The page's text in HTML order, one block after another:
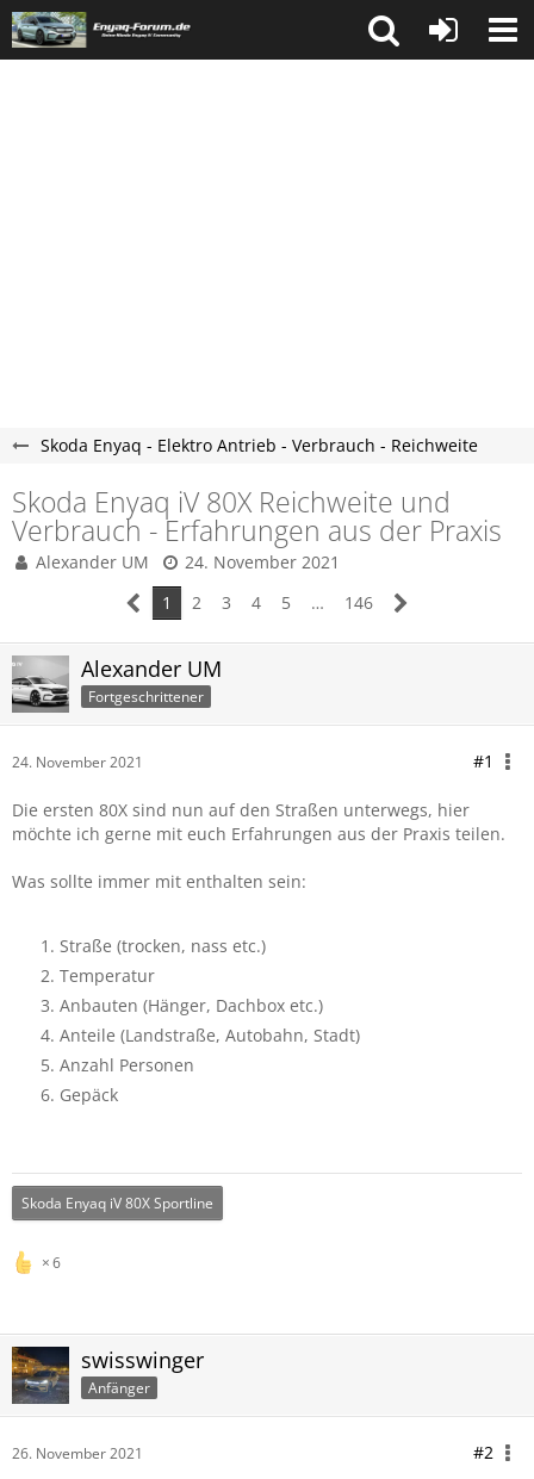
Skoda Enyaq - Elektro Antrieb - Verbrauch - Reichweite
Skoda Enyaq iV 80X Reichweite und
Verbrauch - Erfahrungen aus der Praxis
Alexander UM
24. November 2021
1
2 3 4 5 … 146
Alexander UM
Fortgeschrittener
24. November 2021 #1
Die ersten 80X sind nun auf den Straßen unterwegs, hier
möchte ich gerne mit euch Erfahrungen aus der Praxis teilen.
Was sollte immer mit enthalten sein:
Straße (trocken, nass etc.)
Temperatur
Anbauten (Hänger, Dachbox etc.)
Anteile (Landstraße, Autobahn, Stadt)
Anzahl Personen
Gepäck
Skoda Enyaq iV 80X Sportline
6
swisswinger
Anfänger
26. November 2021 #2